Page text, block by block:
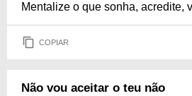
Mentalize o que sonha, acredite,
COPIAR
Não vou aceitar o teu não